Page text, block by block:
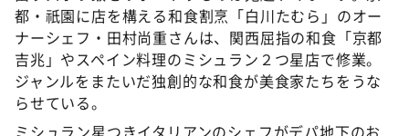
都・祇園に店を構える和食割烹「白川たむら」のオー
ナーシェフ・田村尚重さんは、関西屈指の和食「京都
吉兆」やスペイン料理のミシュラン２つ星店で修業。
ジャンルをまたいだ独創的な和食が美食家たちをうな
らせている。
ミシュラン星つきイタリアンのシェフがデパ地下のお